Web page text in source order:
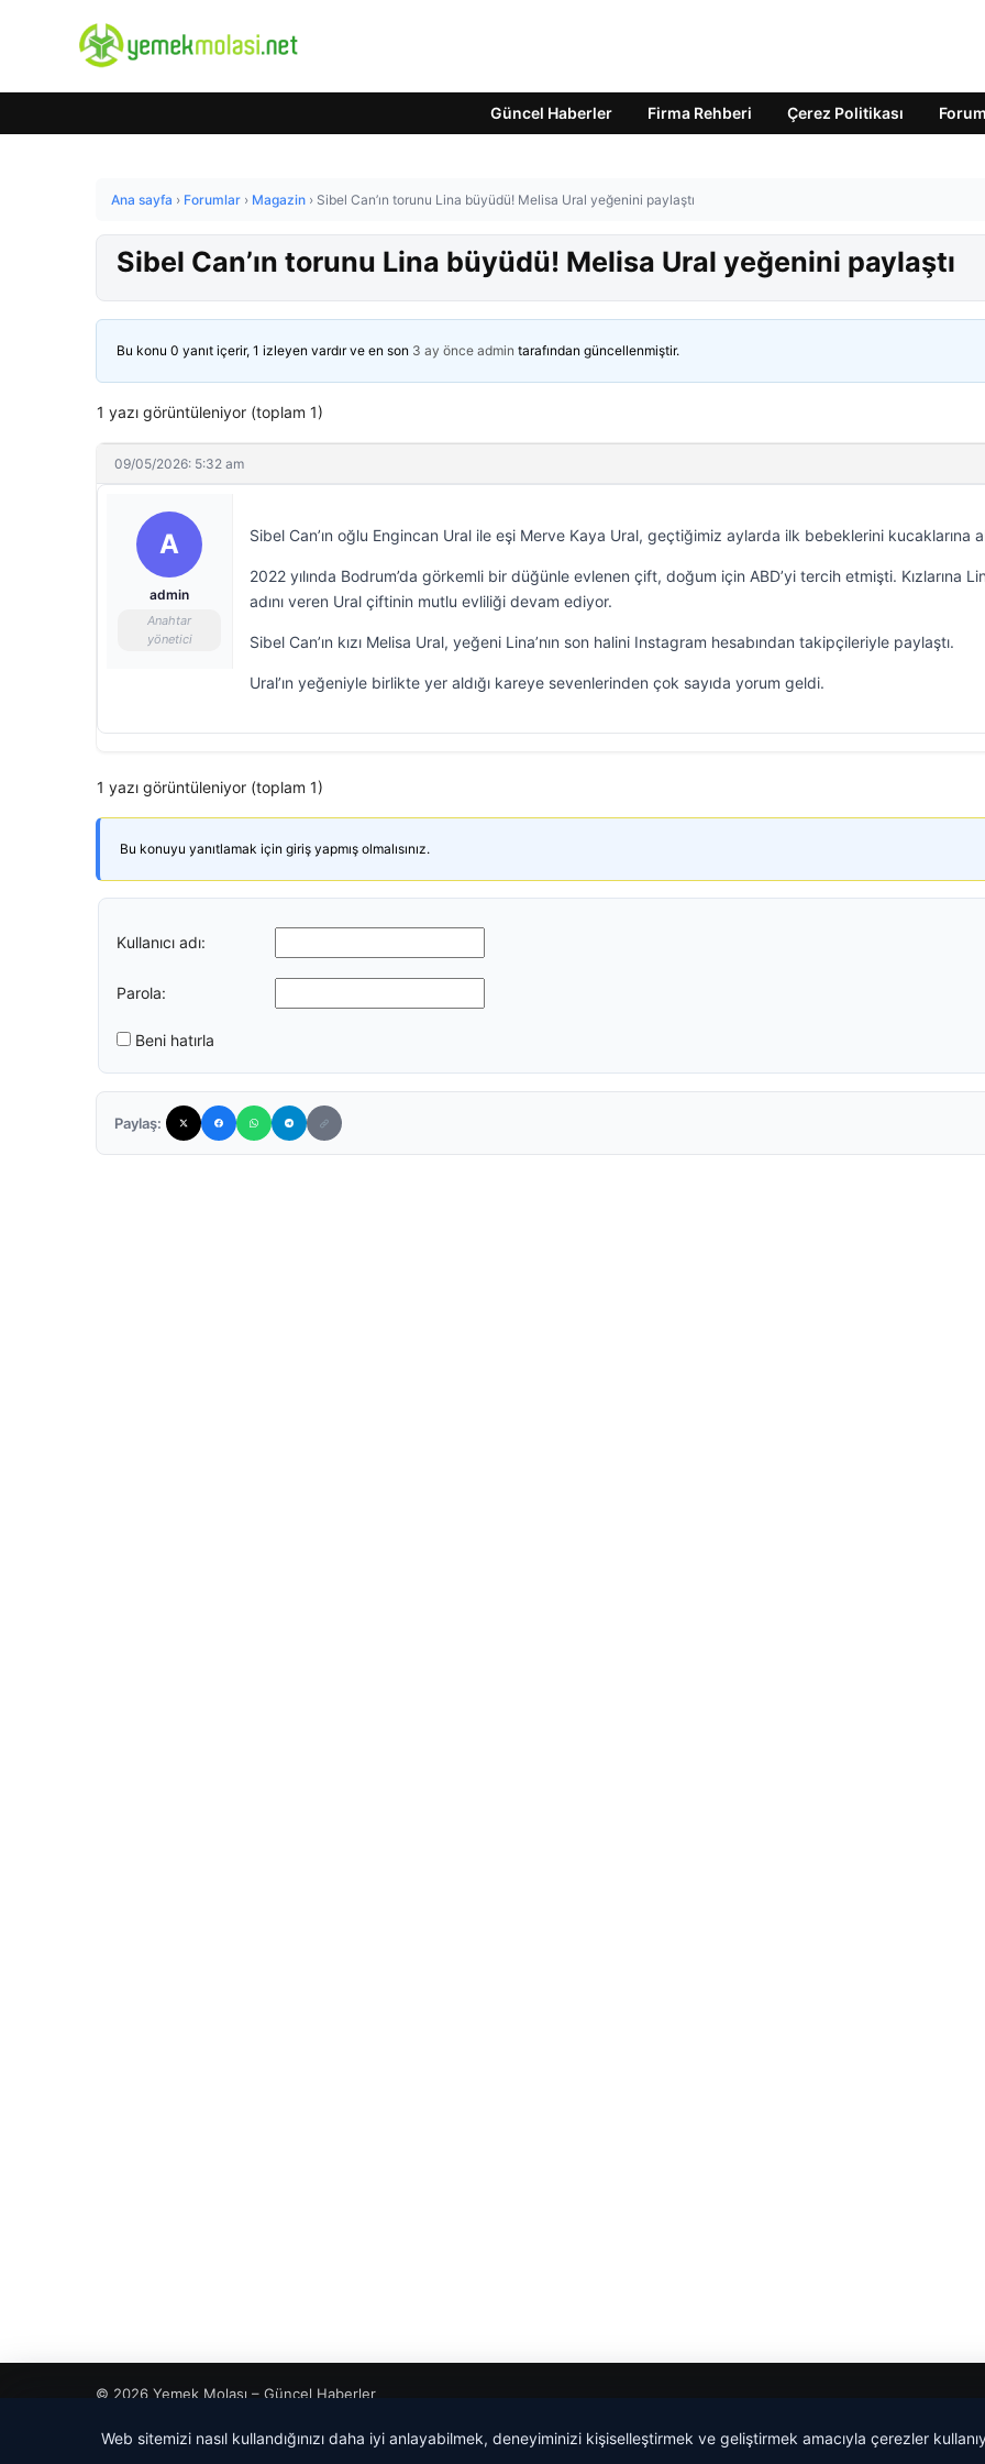
Güncel Haberler Firma Rehberi Çerez Politikası Forum
Ana sayfa › Forumlar › Magazin › Sibel Can’ın torunu Lina büyüdü! Melisa Ural yeğenini paylaştı
Sibel Can’ın torunu Lina büyüdü! Melisa Ural yeğenini paylaştı
Bu konu 0 yanıt içerir, 1 izleyen vardır ve en son 3 ay önce admin tarafından güncellenmiştir.
1 yazı görüntüleniyor (toplam 1)
09/05/2026: 5:32 am
A
admin
Anahtar
yönetici
Sibel Can’ın oğlu Engincan Ural ile eşi Merve Kaya Ural, geçtiğimiz aylarda ilk bebeklerini kucaklarına
2022 yılında Bodrum’da görkemli bir düğünle evlenen çift, doğum için ABD’yi tercih etmişti. Kızlarına
adını veren Ural çiftinin mutlu evliliği devam ediyor.
Sibel Can’ın kızı Melisa Ural, yeğeni Lina’nın son halini Instagram hesabından takipçileriyle paylaştı.
Ural’ın yeğeniyle birlikte yer aldığı kareye sevenlerinden çok sayıda yorum geldi.
1 yazı görüntüleniyor (toplam 1)
Bu konuyu yanıtlamak için giriş yapmış olmalısınız.
Kullanıcı adı:
Parola:
Beni hatırla
Paylaş:
© 2026 Yemek Molası – Güncel Haberler
Web sitemizi nasıl kullandığınızı daha iyi anlayabilmek, deneyiminizi kişiselleştirmek ve geliştirmek amacıyla çerezler
malta work and study|lemagrup.com.tr